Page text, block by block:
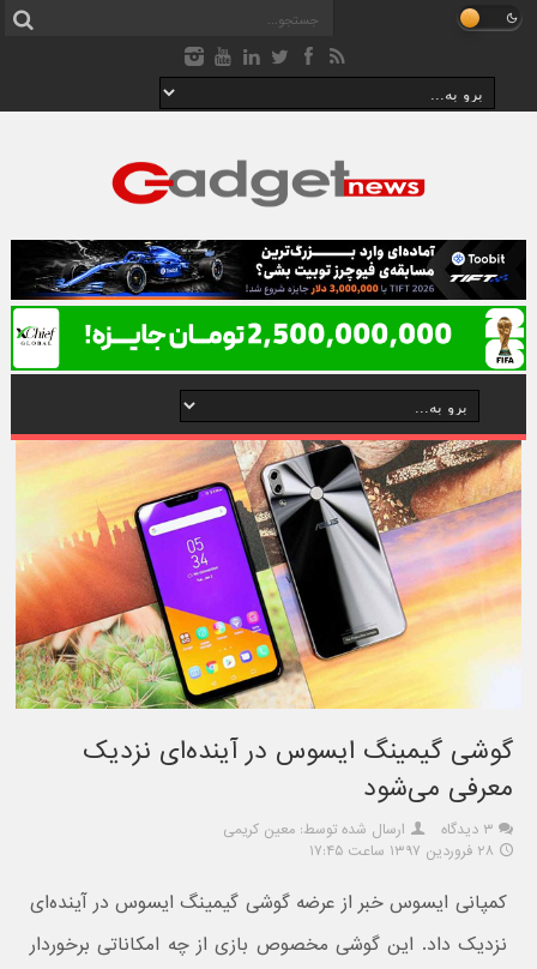
گوشی گیمینگ ایسوس در آینده‌ای نزدیک
معرفی می‌شود
۳ دیدگاه
ارسال شده توسط: معین کریمی
۲۸ فروردین ۱۳۹۷ ساعت ۱۷:۴۵
کمپانی ایسوس خبر از عرضه گوشی گیمینگ ایسوس در آینده‌ای
نزدیک داد. این گوشی مخصوص بازی از چه امکاناتی برخوردار